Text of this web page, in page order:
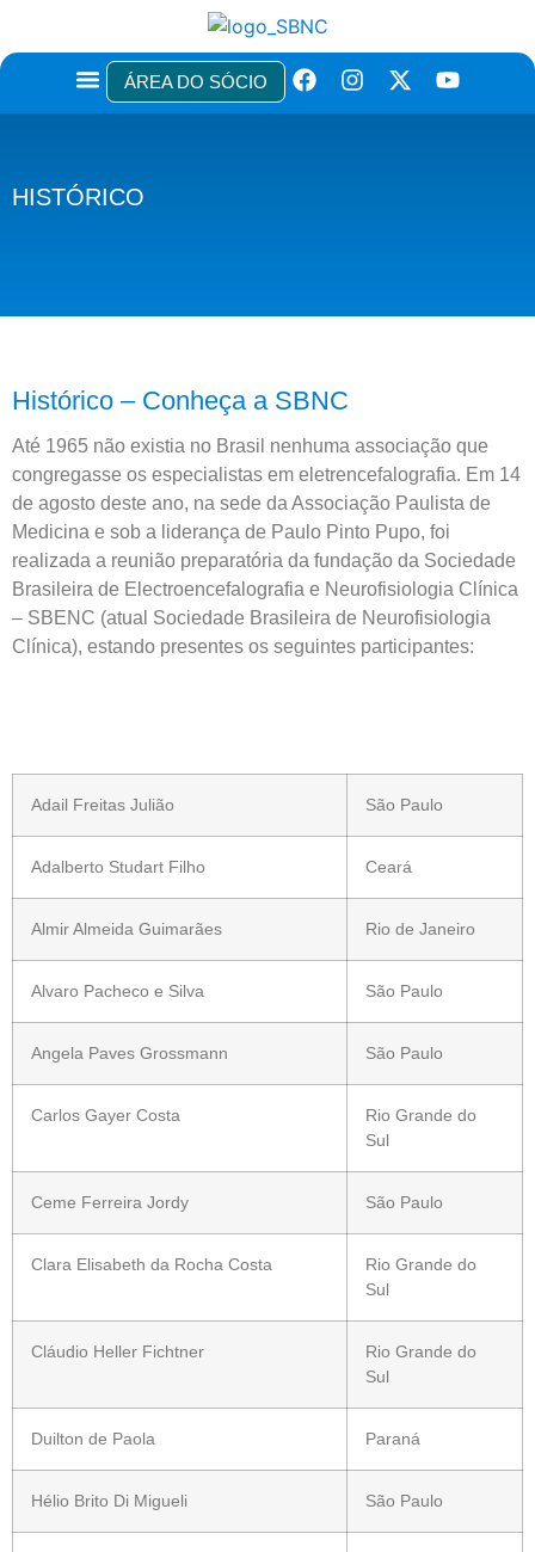
ÁREA DO SÓCIO
HISTÓRICO
Histórico – Conheça a SBNC
Até 1965 não existia no Brasil nenhuma associação que
congregasse os especialistas em eletrencefalografia. Em 14
de agosto deste ano, na sede da Associação Paulista de
Medicina e sob a liderança de Paulo Pinto Pupo, foi
realizada a reunião preparatória da fundação da Sociedade
Brasileira de Electroencefalografia e Neurofisiologia Clínica
– SBENC (atual Sociedade Brasileira de Neurofisiologia
Clínica), estando presentes os seguintes participantes:
Adail Freitas Julião São Paulo
Adalberto Studart Filho Ceará
Almir Almeida Guimarães Rio de Janeiro
Alvaro Pacheco e Silva São Paulo
Angela Paves Grossmann São Paulo
Carlos Gayer Costa
Rio Grande do
Sul
Ceme Ferreira Jordy São Paulo
Clara Elisabeth da Rocha Costa
Rio Grande do
Sul
Cláudio Heller Fichtner
Rio Grande do
Sul
Duilton de Paola Paraná
Hélio Brito Di Migueli São Paulo